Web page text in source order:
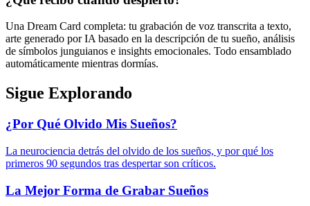
Una Dream Card completa: tu grabación de voz transcrita a texto,
arte generado por IA basado en la descripción de tu sueño, análisis
de símbolos junguianos e insights emocionales. Todo ensamblado
automáticamente mientras dormías.
Sigue Explorando
¿Por Qué Olvido Mis Sueños?
La neurociencia detrás del olvido de los sueños, y por qué los
primeros 90 segundos tras despertar son críticos.
La Mejor Forma de Grabar Sueños